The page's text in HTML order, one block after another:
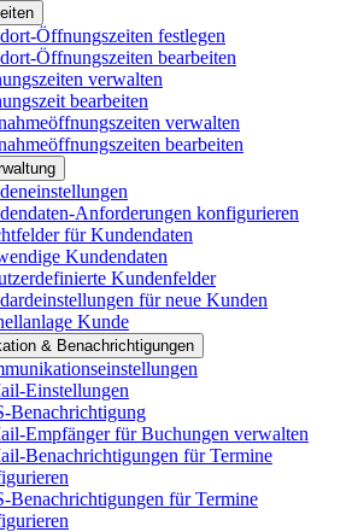
Öffnungszeiten festlegen
Öffnungszeiten bearbeiten
verwalten
bearbeiten
verwalten
bearbeiten
Anforderungen konfigurieren
für Kundendaten
Kundendaten
Kundenfelder
für neue Kunden
Kunde
& Benachrichtigungen
Einstellungen
Benachrichtigung
Empfänger für Buchungen verwalten
Benachrichtigungen für Termine
Benachrichtigungen für Termine